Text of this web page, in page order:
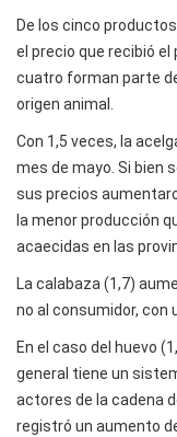
De los cinco
el precio que recibió el
cuatro forman parte
origen animal.
Con 1,5 veces, la
mes de mayo. Si bien
sus precios
la menor producción
acaecidas en las
La calabaza (1,7)
no al consumidor, con
En el caso del huevo
general tiene un
actores de la cadena
registró un aumento